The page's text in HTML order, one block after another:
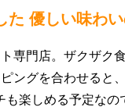
た 優しい味わ
専門店。ザクザ
グを合わせる
楽しめる予定なの